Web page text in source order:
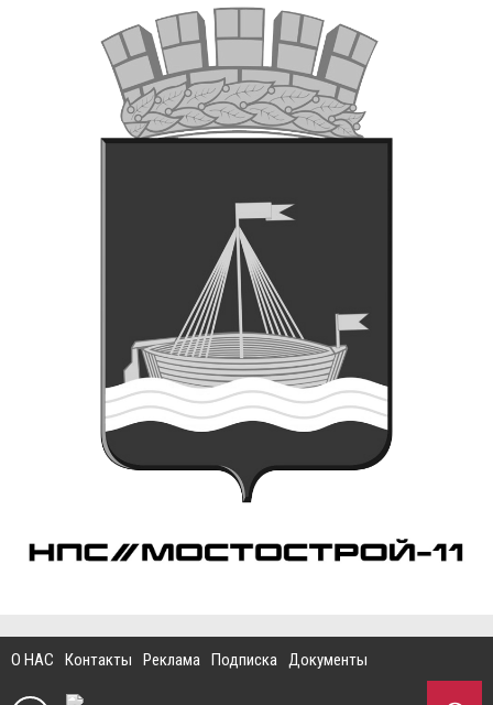
О НАС Контакты Реклама Подписка Документы